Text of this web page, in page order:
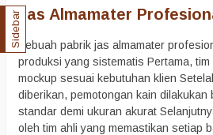
Jas Almamater
Sebuah pabrik jas almamater
produksi yang sistematis Pertama,
mockup sesuai kebutuhan klien
diberikan, pemotongan kain dilakukan
standar demi ukuran akurat
oleh tim ahli yang memastikan setiap
Sidebar